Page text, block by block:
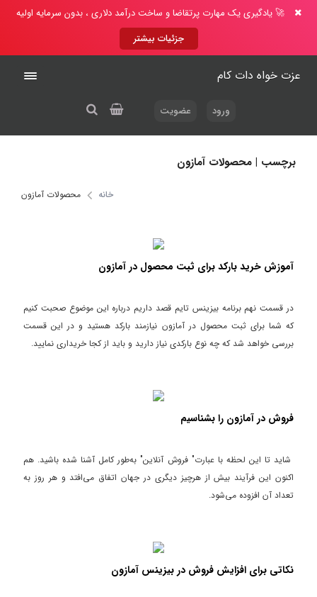
🚀 یادگیری یک مهارت پرتقاضا و ساخت درآمد دلاری ، بدون سرمایه اولیه
جزئیات بیشتر
عزت خواه دات کام
ورود عضویت
برچسب | محصولات آمازون
خانه محصولات آمازون
آموزش خرید بارکد برای ثبت محصول در آمازون
در قسمت نهم برنامه بیزینس تایم قصد داریم درباره این موضوع صحبت کنیم
که شما برای ثبت محصول در آمازون نیازمند بارکد هستید و در این قسمت
بررسی خواهد شد که چه نوع بارکدی نیاز دارید و باید از کجا خریداری نمایید.
فروش در آمازون را بشناسیم
شاید تا این لحظه با عبارت" فروش آنلاین" به‌طور کامل آشنا شده باشید. هم
اکنون این فرآیند بیش از هرچیز دیگری در جهان اتفاق می‌افتد و هر روز به
تعداد آن افزوده می‌شود.
نکاتی برای افزایش فروش در بیزینس آمازون